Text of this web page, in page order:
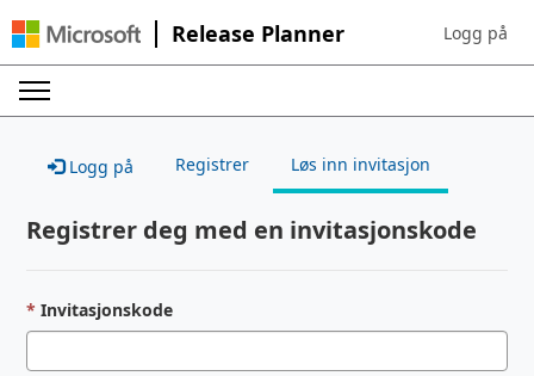
Release Planner Sign in to
Logg på
Logg på Registrer Løs inn invitasjon
Registrer deg med en invitasjonskode
Invitasjonskode